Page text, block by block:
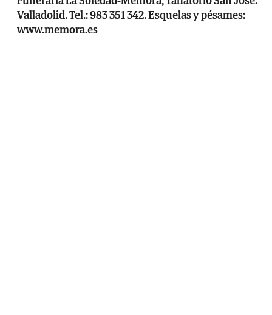
Valladolid. Tel.: 983 351 342. Esquelas y pésames:
www.memora.es